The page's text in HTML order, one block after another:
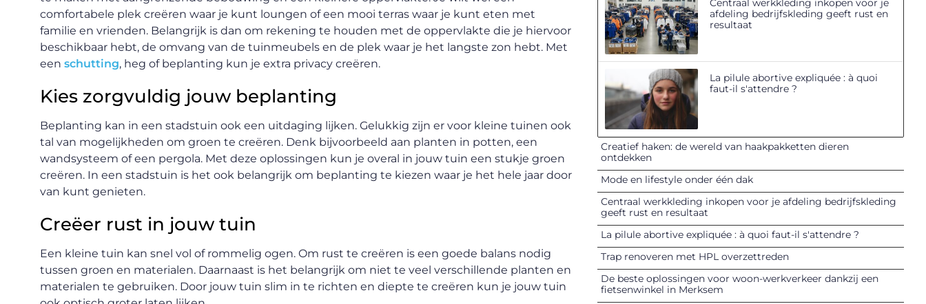
comfortabele plek creëren waar je kunt loungen of een mooi terras waar je kunt eten met
familie en vrienden. Belangrijk is dan om rekening te houden met de oppervlakte die je hiervoor
beschikbaar hebt, de omvang van de tuinmeubels en de plek waar je het langste zon hebt. Met
een schutting, heg of beplanting kun je extra privacy creëren.
Kies zorgvuldig jouw beplanting
Beplanting kan in een stadstuin ook een uitdaging lijken. Gelukkig zijn er voor kleine tuinen ook
tal van mogelijkheden om groen te creëren. Denk bijvoorbeeld aan planten in potten, een
wandsysteem of een pergola. Met deze oplossingen kun je overal in jouw tuin een stukje groen
creëren. In een stadstuin is het ook belangrijk om beplanting te kiezen waar je het hele jaar door
van kunt genieten.
Creëer rust in jouw tuin
Een kleine tuin kan snel vol of rommelig ogen. Om rust te creëren is een goede balans nodig
tussen groen en materialen. Daarnaast is het belangrijk om niet te veel verschillende planten en
materialen te gebruiken. Door jouw tuin slim in te richten en diepte te creëren kun je jouw tuin
Centraal werkkleding inkopen voor je
afdeling bedrijfskleding geeft rust en
resultaat
La pilule abortive expliquée : à quoi
faut-il s'attendre ?
Creatief haken: de wereld van haakpakketten dieren
ontdekken
Mode en lifestyle onder één dak
Centraal werkkleding inkopen voor je afdeling bedrijfskleding
geeft rust en resultaat
La pilule abortive expliquée : à quoi faut-il s'attendre ?
Trap renoveren met HPL overzettreden
De beste oplossingen voor woon-werkverkeer dankzij een
fietsenwinkel in Merksem